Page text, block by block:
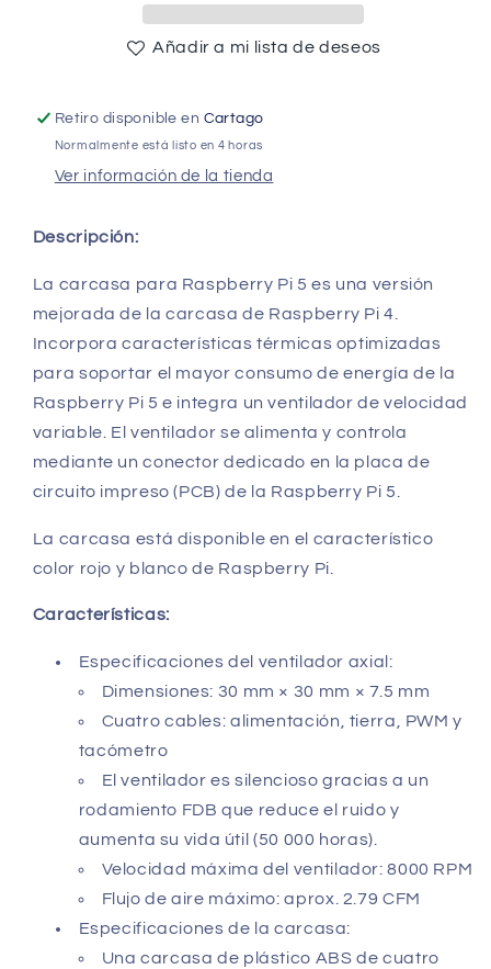
(AD86398)
-
Añadir a mi lista de deseos
Retiro disponible en Cartago
Normalmente está listo en 4 horas
Ver información de la tienda
Descripción:
La carcasa para Raspberry Pi 5 es una versión
mejorada de la carcasa de Raspberry Pi 4.
Incorpora características térmicas optimizadas
para soportar el mayor consumo de energía de la
Raspberry Pi 5 e integra un ventilador de velocidad
variable. El ventilador se alimenta y controla
mediante un conector dedicado en la placa de
circuito impreso (PCB) de la Raspberry Pi 5.
La carcasa está disponible en el característico
color rojo y blanco de Raspberry Pi.
Características:
Especificaciones del ventilador axial:
Dimensiones: 30 mm × 30 mm × 7.5 mm
Cuatro cables: alimentación, tierra, PWM y
tacómetro
El ventilador es silencioso gracias a un
rodamiento FDB que reduce el ruido y
aumenta su vida útil (50 000 horas).
Velocidad máxima del ventilador: 8000 RPM
Flujo de aire máximo: aprox. 2.79 CFM
Especificaciones de la carcasa:
Una carcasa de plástico ABS de cuatro